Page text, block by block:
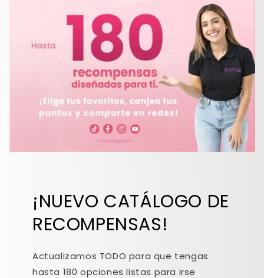
¡NUEVO CATÁLOGO DE
RECOMPENSAS!
Actualizamos TODO para que tengas
hasta 180 opciones listas para irse